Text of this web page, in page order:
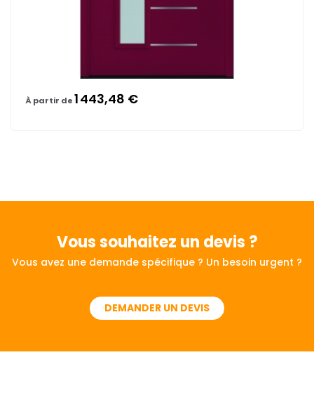
À partir de1 443,48 €
Vous souhaitez un devis ?
Vous avez une demande spécifique ? Un besoin urgent ?
DEMANDER UN DEVIS